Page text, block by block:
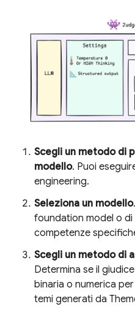
Scegli un metodo di
modello. Puoi
engineering.
Seleziona un modello
foundation model o di
competenze
Scegli un metodo di
Determina se il
binaria o numerica
temi generati da